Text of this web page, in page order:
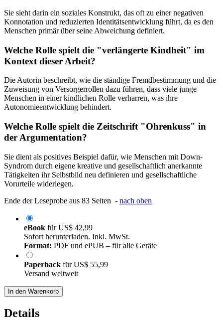
Sie sieht darin ein soziales Konstrukt, das oft zu einer negativen
Konnotation und reduzierten Identitätsentwicklung führt, da es den
Menschen primär über seine Abweichung definiert.
Welche Rolle spielt die "verlängerte Kindheit" im
Kontext dieser Arbeit?
Die Autorin beschreibt, wie die ständige Fremdbestimmung und die
Zuweisung von Versorgerrollen dazu führen, dass viele junge
Menschen in einer kindlichen Rolle verharren, was ihre
Autonomieentwicklung behindert.
Welche Rolle spielt die Zeitschrift "Ohrenkuss" in
der Argumentation?
Sie dient als positives Beispiel dafür, wie Menschen mit Down-
Syndrom durch eigene kreative und gesellschaftlich anerkannte
Tätigkeiten ihr Selbstbild neu definieren und gesellschaftliche
Vorurteile widerlegen.
Ende der Leseprobe aus 83 Seiten - nach oben
eBook fürUS$ 42,99
Sofort herunterladen. Inkl. MwSt.
Format: PDF und ePUB – für alle Geräte
Paperback fürUS$ 55,99
Versand weltweit
In den Warenkorb
Details